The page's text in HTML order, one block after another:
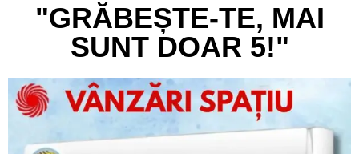
"GRĂBEȘTE-TE, MAI
SUNT DOAR 5!"